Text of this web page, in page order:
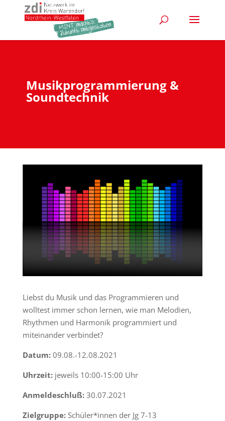
Musikprogrammierung &
Soundtechnik
Liebst du Musik und das Programmieren und
wolltest immer schon lernen, wie man Melodien,
Rhythmen und Harmonik programmiert und
miteinander verbindet?
Datum:09.08.-12.08.2021
Uhrzeit:jeweils 10:00-15:00 Uhr
Anmeldeschluß:30.07.2021
Zielgruppe:Schüler*innen der Jg 7-13